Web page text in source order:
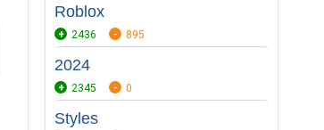
Roblox
2436 895
2024
2345 0
Styles